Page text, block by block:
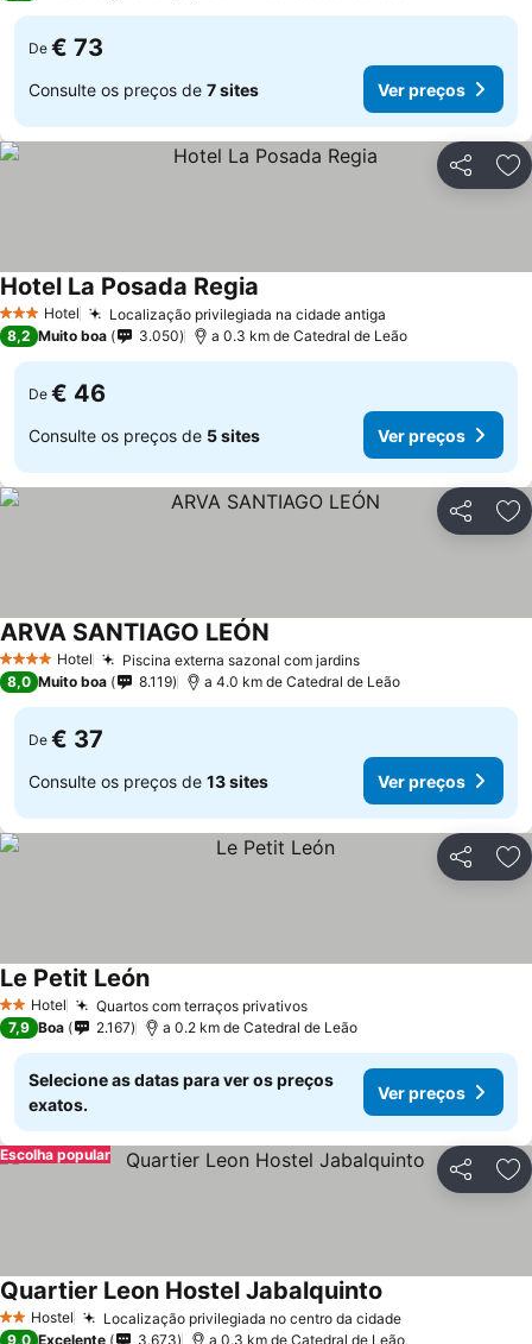
De € 73
Consulte os preços de 7 sites Ver preços
Partilhar
3 EstrelasHotel Localização privilegiada na cidade antiga
Hotel La Posada Regia
8,2 Muito boa 3.050 a 0.3 km de Catedral de Leão
De € 46
Consulte os preços de 5 sites Ver preços
Partilhar
4 EstrelasHotel Piscina externa sazonal com jardins
ARVA SANTIAGO LEÓN
8,0 Muito boa 8.119 a 4.0 km de Catedral de Leão
De € 37
Consulte os preços de 13 sites Ver preços
Partilhar
2 Estrelas
Hotel Quartos com terraços privativos
Le Petit León
7,9 Boa 2.167 a 0.2 km de Catedral de Leão
Selecione as datas para ver os preços
exatos.
Ver preços
Partilhar
Escolha popular
2 Estrelas
Hostel Localização privilegiada no centro da cidade
Quartier Leon Hostel Jabalquinto
9,0 Excelente 3.673 a 0.3 km de Catedral de Leão